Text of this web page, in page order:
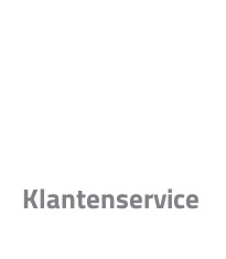
Klantenservice